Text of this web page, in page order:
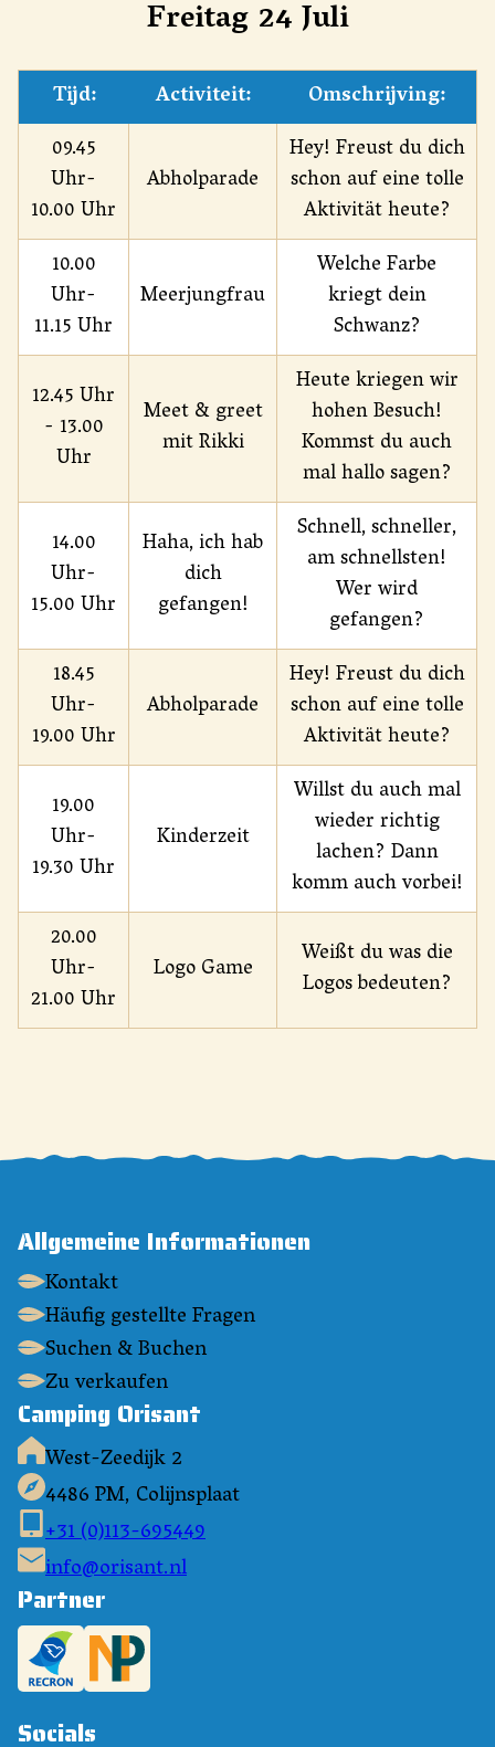
Freitag 24 Juli
Tijd: Activiteit:
Omschrijving:
09.45
Uhr-
10.00 Uhr
Abholparade
Hey! Freust du dich
schon auf eine tolle
Aktivität heute?
10.00
Uhr-
11.15 Uhr
Meerjungfrau
Welche Farbe
kriegt dein
Schwanz?
12.45 Uhr
- 13.00
Uhr
Meet & greet
mit Rikki
Heute kriegen wir
hohen Besuch!
Kommst du auch
mal hallo sagen?
14.00
Uhr-
15.00 Uhr
Haha, ich hab
dich
gefangen!
Schnell, schneller,
am schnellsten!
Wer wird
gefangen?
18.45
Uhr-
19.00 Uhr
Abholparade
Hey! Freust du dich
schon auf eine tolle
Aktivität heute?
19.00
Uhr-
19.30 Uhr
Kinderzeit
Willst du auch mal
wieder richtig
lachen? Dann
komm auch vorbei!
20.00
Uhr-
21.00 Uhr
Logo Game
Weißt du was die
Logos bedeuten?
Camping Orisant
West-Zeedijk 2
4486 PM, Colijnsplaat
+31 (0)113-695449
info@orisant.nl
Allgemeine Informationen
Kontakt
Häufig gestellte Fragen
Suchen & Buchen
Zu verkaufen
Partner
Socials